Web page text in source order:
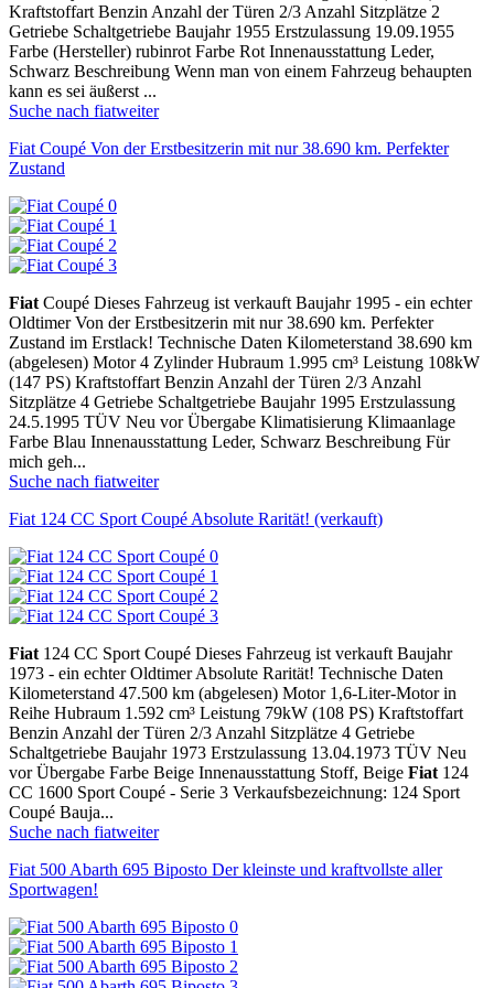
Kraftstoffart Benzin Anzahl der Türen 2/3 Anzahl Sitzplätze 2
Getriebe Schaltgetriebe Baujahr 1955 Erstzulassung 19.09.1955
Farbe (Hersteller) rubinrot Farbe Rot Innenausstattung Leder,
Schwarz Beschreibung Wenn man von einem Fahrzeug behaupten
kann es sei äußerst ...
Suche nach fiatweiter
Fiat Coupé Von der Erstbesitzerin mit nur 38.690 km. Perfekter
Zustand
Fiat Coupé Dieses Fahrzeug ist verkauft Baujahr 1995 - ein echter
Oldtimer Von der Erstbesitzerin mit nur 38.690 km. Perfekter
Zustand im Erstlack! Technische Daten Kilometerstand 38.690 km
(abgelesen) Motor 4 Zylinder Hubraum 1.995 cm³ Leistung 108kW
(147 PS) Kraftstoffart Benzin Anzahl der Türen 2/3 Anzahl
Sitzplätze 4 Getriebe Schaltgetriebe Baujahr 1995 Erstzulassung
24.5.1995 TÜV Neu vor Übergabe Klimatisierung Klimaanlage
Farbe Blau Innenausstattung Leder, Schwarz Beschreibung Für
mich geh...
Suche nach fiatweiter
Fiat 124 CC Sport Coupé Absolute Rarität! (verkauft)
Fiat 124 CC Sport Coupé Dieses Fahrzeug ist verkauft Baujahr
1973 - ein echter Oldtimer Absolute Rarität! Technische Daten
Kilometerstand 47.500 km (abgelesen) Motor 1,6-Liter-Motor in
Reihe Hubraum 1.592 cm³ Leistung 79kW (108 PS) Kraftstoffart
Benzin Anzahl der Türen 2/3 Anzahl Sitzplätze 4 Getriebe
Schaltgetriebe Baujahr 1973 Erstzulassung 13.04.1973 TÜV Neu
vor Übergabe Farbe Beige Innenausstattung Stoff, Beige Fiat 124
CC 1600 Sport Coupé - Serie 3 Verkaufsbezeichnung: 124 Sport
Coupé Bauja...
Suche nach fiatweiter
Fiat 500 Abarth 695 Biposto Der kleinste und kraftvollste aller
Sportwagen!